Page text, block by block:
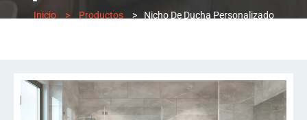
NL
Inicio > Productos > Nicho De Ducha Personalizado